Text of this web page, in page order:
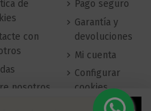
de
con
nosotros
Pago seguro
Garantía y
devoluciones
Mi cuenta
Configurar
cookies